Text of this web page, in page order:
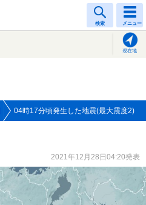
検索 メニュー
現在地
04時17分頃発生した地震(最大震度2)
2021年12月28日04:20発表